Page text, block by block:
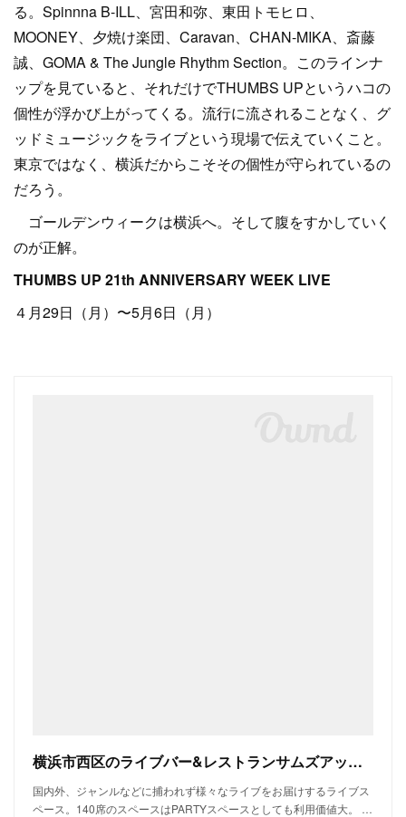
る。Spinnna B-ILL、宮田和弥、東田トモヒロ、
MOONEY、夕焼け楽団、Caravan、CHAN-MIKA、斎藤
誠、GOMA & The Jungle Rhythm Section。このラインナ
ップを見ていると、それだけでTHUMBS UPというハコの
個性が浮かび上がってくる。流行に流されることなく、グ
ッドミュージックをライブという現場で伝えていくこと。
東京ではなく、横浜だからこそその個性が守られているの
だろう。
ゴールデンウィークは横浜へ。そして腹をすかしていく
のが正解。
THUMBS UP 21th ANNIVERSARY WEEK LIVE
４月29日（月）〜5月6日（月）
横浜市西区のライブバー&レストランサムズアップ ｜ LIVE BAR CAFE RESTAURANT GROUPE STOVES
国内外、ジャンルなどに捕われず様々なライブをお届けするライブス
ペース。140席のスペースはPARTYスペースとしても利用価値大。 …